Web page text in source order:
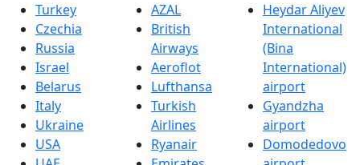
Turkey
Czechia
Russia
Israel
Belarus
Italy
Ukraine
USA
AZAL
British
Airways
Aeroflot
Lufthansa
Turkish
Airlines
Ryanair
Heydar Aliyev
International
(Bina
International)
airport
Gyandzha
airport
Domodedovo